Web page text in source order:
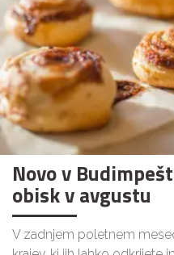
Novo v
obisk v avgustu
V zadnjem poletnem